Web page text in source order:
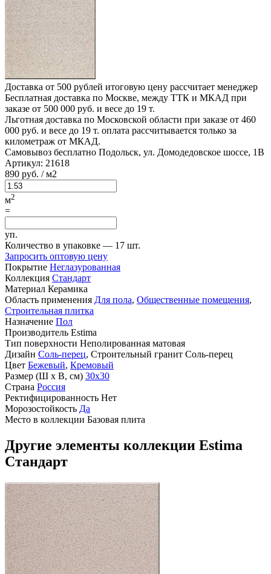
Доставка от 500 рублей итоговую цену рассчитает менеджер
Бесплатная доставка по Москве, между ТТК и МКАД при
заказе от 500 000 руб. и весе до 19 т.
Льготная доставка по Московской области при заказе от 460
000 руб. и весе до 19 т. оплата рассчитывается только за
километраж от МКАД.
Самовывоз бесплатно Подольск, ул. Домодедовское шоссе, 1В
Артикул: 21618
890 руб. / м2
м2
=
уп.
Количество в упаковке — 17 шт.
Запросить оптовую цену
Покрытие Неглазурованная
Коллекция Стандарт
Материал Керамика
Область применения Для пола, Общественные помещения,
Строительная плитка
Назначение Пол
Производитель Estima
Тип поверхности Неполированная матовая
Дизайн Соль-перец, Строительный гранит Соль-перец
Цвет Бежевый, Кремовый
Размер (Ш х В, см) 30х30
Страна Россия
Ректифицированность Нет
Морозостойкость Да
Место в коллекции Базовая плита
Другие элементы коллекции Estima
Стандарт